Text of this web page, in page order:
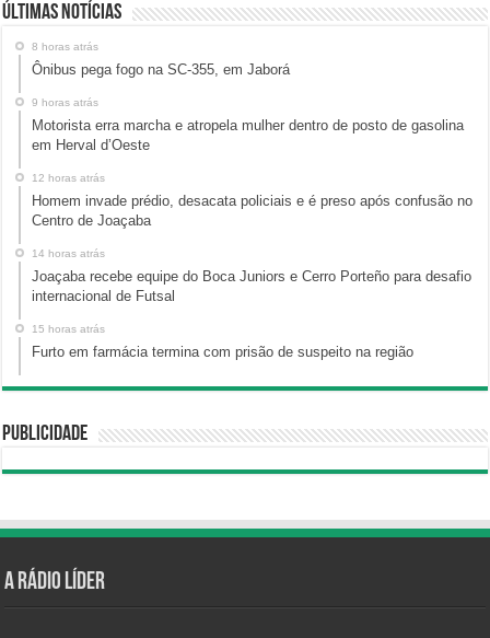
Últimas Notícias
8 horas atrás
Ônibus pega fogo na SC-355, em Jaborá
9 horas atrás
Motorista erra marcha e atropela mulher dentro de posto de gasolina
em Herval d’Oeste
12 horas atrás
Homem invade prédio, desacata policiais e é preso após confusão no
Centro de Joaçaba
14 horas atrás
Joaçaba recebe equipe do Boca Juniors e Cerro Porteño para desafio
internacional de Futsal
15 horas atrás
Furto em farmácia termina com prisão de suspeito na região
Publicidade
A Rádio Líder